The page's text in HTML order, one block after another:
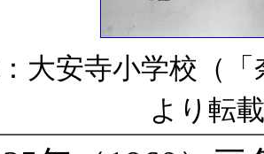
大安寺小学校（
より転載